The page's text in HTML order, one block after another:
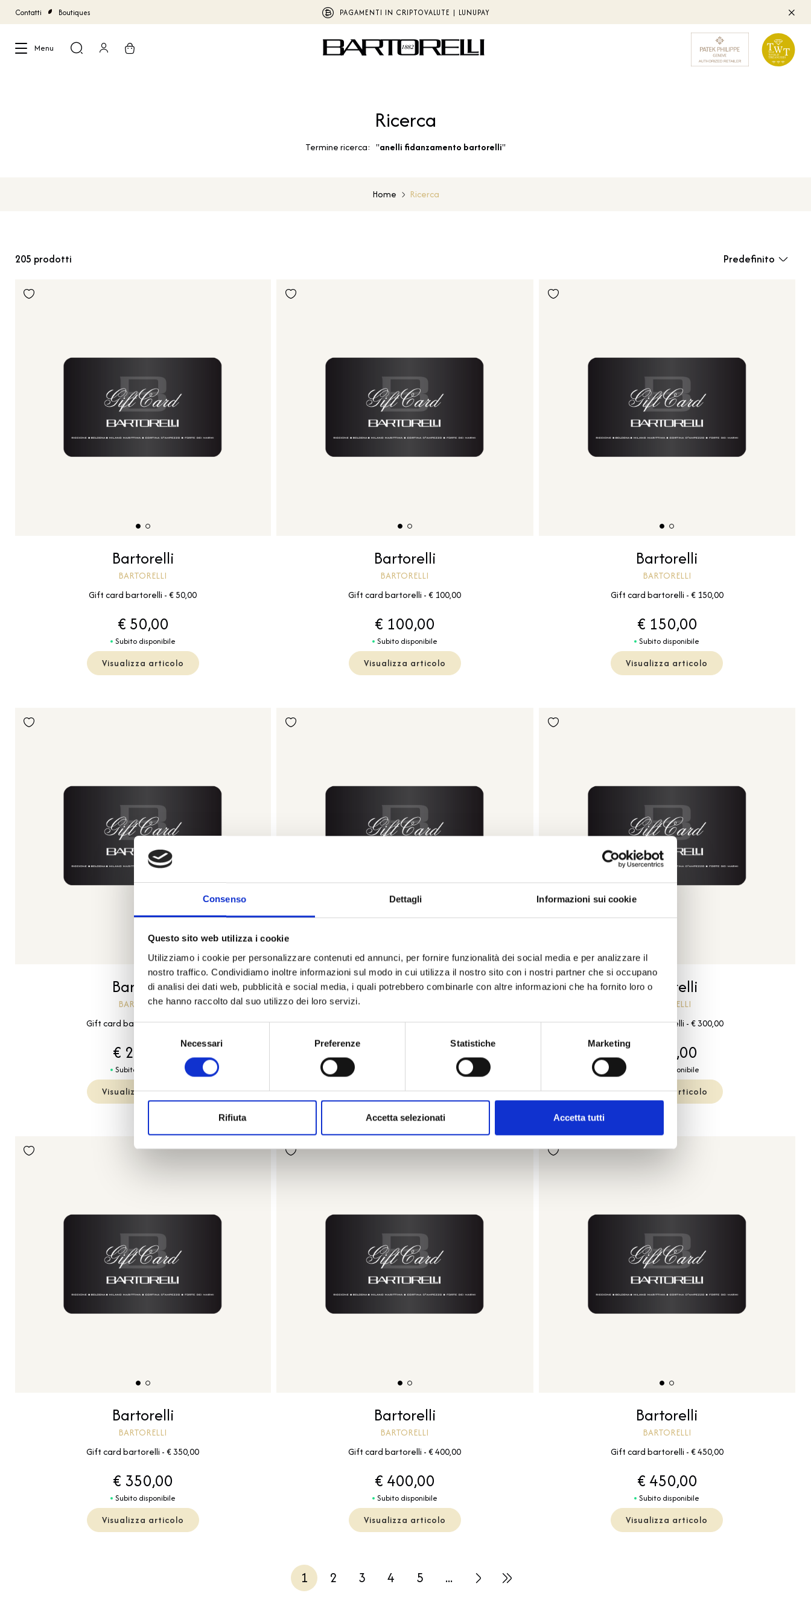
Consenso Dettagli Informazioni sui cookie
Questo sito web utilizza i cookie
Utilizziamo i cookie per personalizzare contenuti ed annunci, per fornire funzionalità dei social media e per analizzare il
nostro traffico. Condividiamo inoltre informazioni sul modo in cui utilizza il nostro sito con i nostri partner che si occupano
di analisi dei dati web, pubblicità e social media, i quali potrebbero combinarle con altre informazioni che ha fornito loro o
che hanno raccolto dal suo utilizzo dei loro servizi.
Necessari Preferenze Statistiche Marketing
Rifiuta Accetta selezionati Accetta tutti
Contatti Boutiques PAGAMENTI IN CRIPTOVALUTE | LUNUPAY
Menu
Ricerca
Termine ricerca: "anelli fidanzamento bartorelli"
Home Ricerca
205 prodotti Predefinito
Bartorelli
BARTORELLI
Gift card bartorelli - € 50,00
€ 50,00
Subito disponibile
Visualizza articolo
Bartorelli
BARTORELLI
Gift card bartorelli - € 100,00
€ 100,00
Subito disponibile
Visualizza articolo
Bartorelli
BARTORELLI
Gift card bartorelli - € 150,00
€ 150,00
Subito disponibile
Visualizza articolo
Bartorelli
BARTORELLI
Gift card bartorelli - € 200,00
€ 200,00
Subito disponibile
Visualizza articolo
Bartorelli
Gift card bartorelli - € 250,00
Visualizza articolo
Bartorelli
BARTORELLI
Gift card bartorelli - € 300,00
€ 300,00
Subito disponibile
Visualizza articolo
Bartorelli
BARTORELLI
Gift card bartorelli - € 350,00
€ 350,00
Subito disponibile
Visualizza articolo
Bartorelli
BARTORELLI
Gift card bartorelli - € 400,00
€ 400,00
Subito disponibile
Visualizza articolo
Bartorelli
BARTORELLI
Gift card bartorelli - € 450,00
€ 450,00
Subito disponibile
Visualizza articolo
1 2 3 4 5 ...